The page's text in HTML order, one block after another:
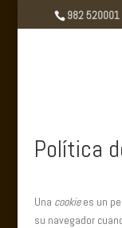
982 520001
Política
Una cookiees un
su navegador